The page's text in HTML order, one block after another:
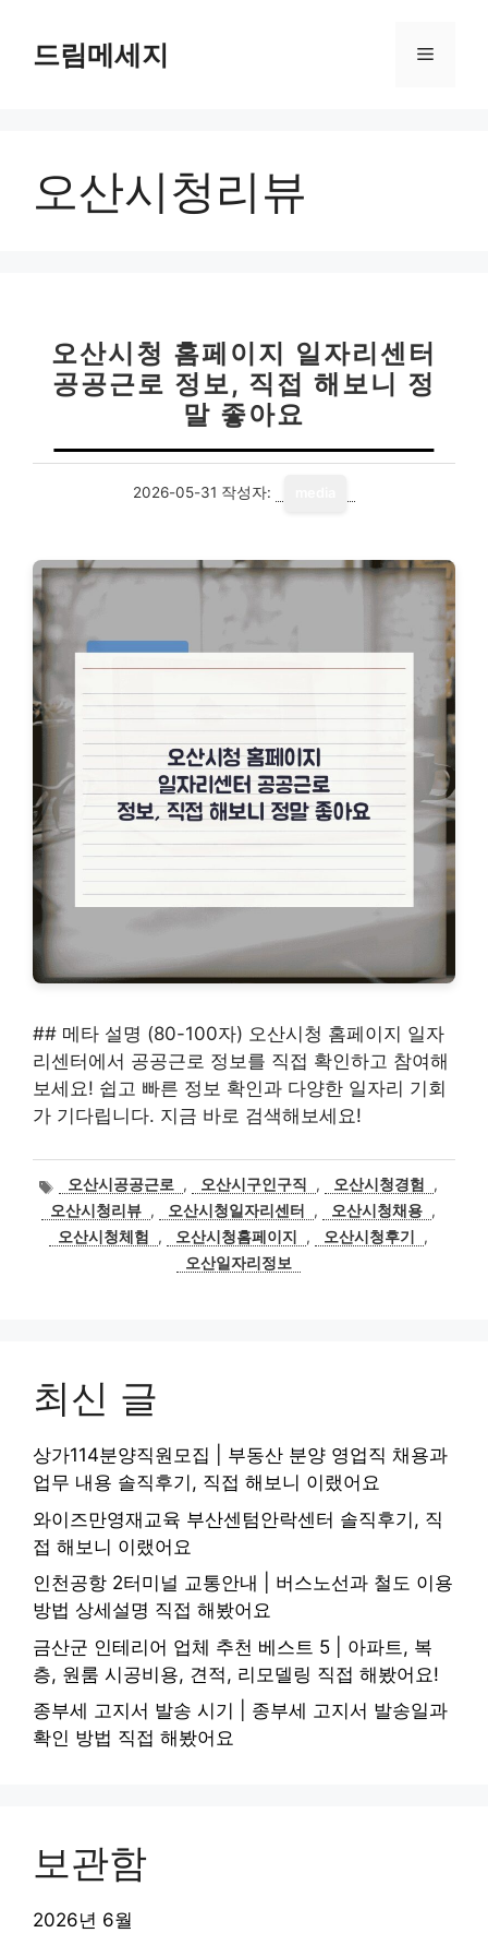
드림메세지 메
오산시청리뷰
오산시청 홈페이지 일자리센터
공공근로 정보, 직접 해보니 정
말 좋아요
2026-05-31 작성자:
## 메타 설명 (80-100자) 오산시청 홈페이지 일자
리센터에서 공공근로 정보를 직접 확인하고 참여해
보세요! 쉽고 빠른 정보 확인과 다양한 일자리 기회
가 기다립니다. 지금 바로 검색해보세요!
태
그
오산시공공근로 , 오산시구인구직 , 오산시청경험
,
오산시청리뷰 , 오산시청일자리센터 , 오산시청채용 ,
오산시청체험
, 오산시청홈페이지 , 오산시청후기
,
오산일자리정보
최신 글
상가114분양직원모집 | 부동산 분양 영업직 채용과
업무 내용 솔직후기, 직접 해보니 이랬어요
와이즈만영재교육 부산센텀안락센터 솔직후기, 직
접 해보니 이랬어요
인천공항 2터미널 교통안내 | 버스노선과 철도 이용
방법 상세설명 직접 해봤어요
금산군 인테리어 업체 추천 베스트 5 | 아파트, 복
층, 원룸 시공비용, 견적, 리모델링 직접 해봤어요!
종부세 고지서 발송 시기 | 종부세 고지서 발송일과
확인 방법 직접 해봤어요
보관함
2026년 6월